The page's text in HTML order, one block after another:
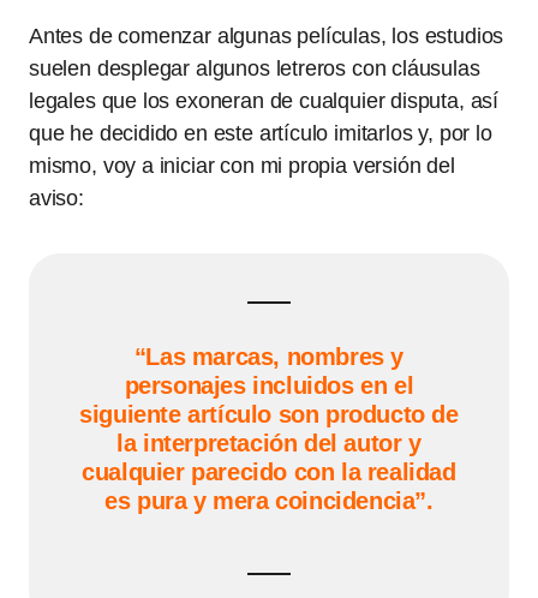
Antes de comenzar algunas películas, los estudios
suelen desplegar algunos letreros con cláusulas
legales que los exoneran de cualquier disputa, así
que he decidido en este artículo imitarlos y, por lo
mismo, voy a iniciar con mi propia versión del
aviso:
“Las marcas, nombres y
personajes incluidos en el
siguiente artículo son producto de
la interpretación del autor y
cualquier parecido con la realidad
es pura y mera coincidencia”.